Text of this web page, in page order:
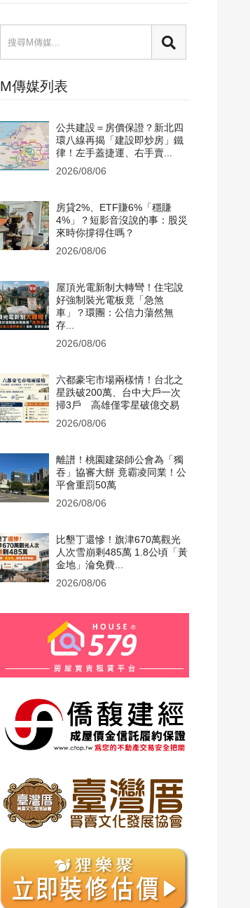
M傳媒列表
公共建設＝房價保證？新北四
環八線再揭「建設即炒房」鐵
律！左手蓋捷運、右手賣...
2026/08/06
房貸2%、ETF賺6%「穩賺
4%」？短影音沒說的事：股災
來時你撐得住嗎？
2026/08/06
屋頂光電新制大轉彎！住宅說
好強制裝光電板竟「急煞
車」？環團：公信力蕩然無
存...
2026/08/06
六都豪宅市場兩樣情！台北之
星跌破200萬、台中大戶一次
掃3戶 高雄僅零星破億交易
2026/08/06
離譜！桃園建築師公會為「獨
吞」協審大餅 竟霸凌同業！公
平會重罰50萬
2026/08/06
比墾丁還慘！旗津670萬觀光
人次雪崩剩485萬 1.8公頃「黃
金地」淪免費...
2026/08/06